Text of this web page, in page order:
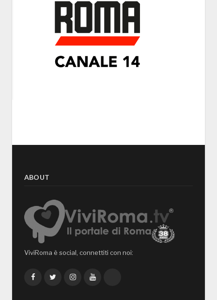
ABOUT
ViviRoma è social, connettiti con noi:
FacebookTwitterInstagramYouTube